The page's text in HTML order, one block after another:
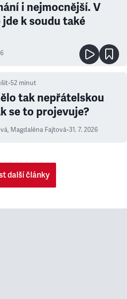
i nejmocnější. V
k soudu také
•52 minut
tak nepřátelskou
se to projevuje?
, Magdaléna Fajtová•31. 7. 2026
další články